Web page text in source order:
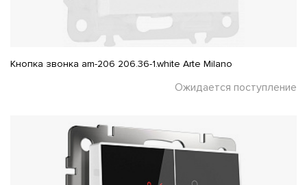
Кнопка звонка am-206 206.36-1.white Arte Milano
Ожидается поступление